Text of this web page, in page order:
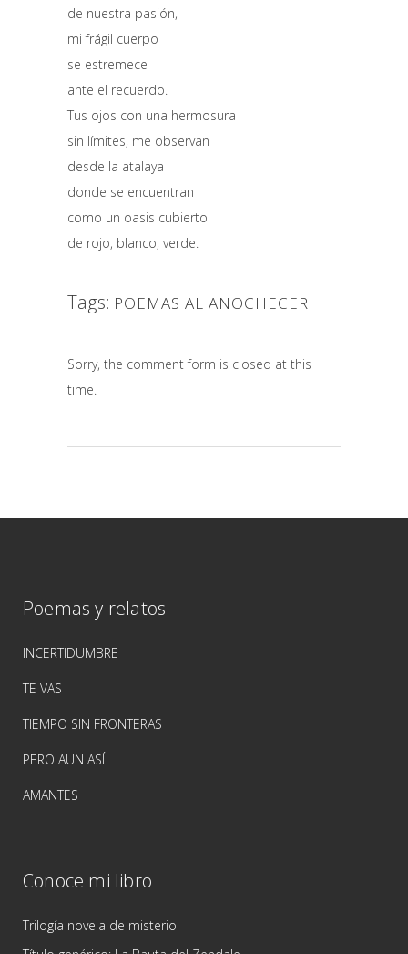
de nuestra pasión,
mi frágil cuerpo
se estremece
ante el recuerdo.
Tus ojos con una hermosura
sin límites, me observan
desde la atalaya
donde se encuentran
como un oasis cubierto
de rojo, blanco, verde.
Tags: POEMAS AL ANOCHECER
Sorry, the comment form is closed at this
time.
Poemas y relatos
INCERTIDUMBRE
TE VAS
TIEMPO SIN FRONTERAS
PERO AUN ASÍ
AMANTES
Conoce mi libro
Trilogía novela de misterio